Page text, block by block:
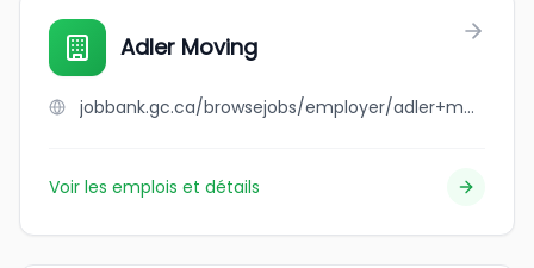
Adler Moving
jobbank.gc.ca/browsejobs/employer/adler+moving/ca
Voir les emplois et détails